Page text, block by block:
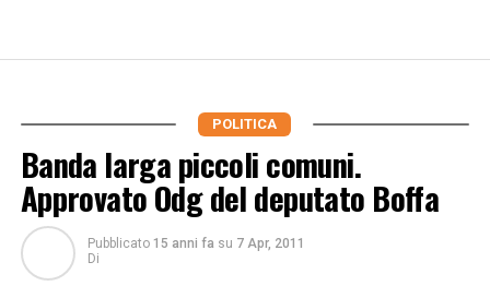
POLITICA
Banda larga piccoli comuni.
Approvato Odg del deputato Boffa
Pubblicato 15 anni fa su 7 Apr, 2011
Di